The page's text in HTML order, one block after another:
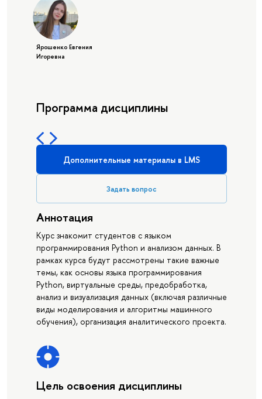
Ярошенко Евгения
Игоревна
Программа дисциплины
Дополнительные материалы в LMS
Задать вопрос
Аннотация
Курс знакомит студентов с языком
программирования Python и анализом данных. В
рамках курса будут рассмотрены такие важные
темы, как основы языка программирования
Python, виртуальные среды, предобработка,
анализ и визуализация данных (включая различные
виды моделирования и алгоритмы машинного
обучения), организация аналитического проекта.
Цель освоения дисциплины